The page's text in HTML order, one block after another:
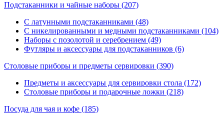
Подстаканники и чайные наборы (207)
С латунными подстаканниками (48)
С никелированными и медными подстаканниками (104)
Наборы с позолотой и серебрением (49)
Футляры и аксессуары для подстаканников (6)
Столовые приборы и предметы сервировки (390)
Предметы и аксессуары для сервировки стола (172)
Столовые приборы и подарочные ложки (218)
Посуда для чая и кофе (185)